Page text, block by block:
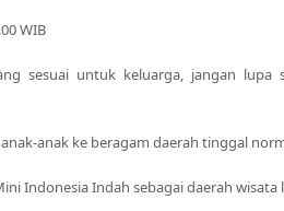
WIB
sesuai untuk keluarga, jangan lupa
anak ke beragam daerah tinggal
Indonesia Indah sebagai daerah wisata